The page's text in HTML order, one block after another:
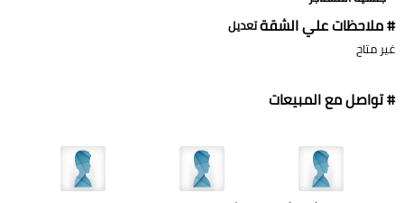
# ملاحظات علي الشقةتعديل
غير متاح
# تواصل مع المبيعات